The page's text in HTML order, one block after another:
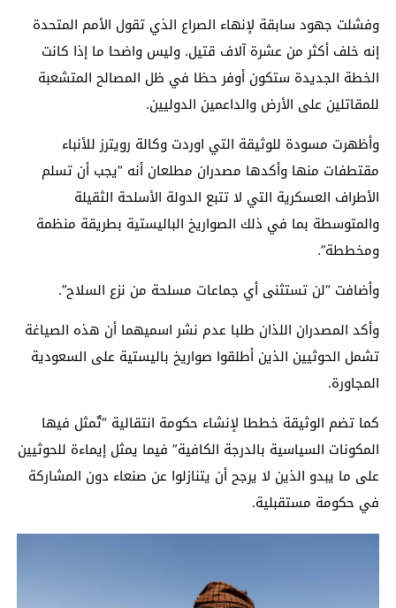
وفشلت جهود سابقة لإنهاء الصراع الذي تقول الأمم المتحدة
إنه خلف أكثر من عشرة آلاف قتيل. وليس واضحا ما إذا كانت
الخطة الجديدة ستكون أوفر حظا في ظل المصالح المتشعبة
للمقاتلين على الأرض والداعمين الدوليين.
وأظهرت مسودة للوثيقة التي اوردت وكالة رويترز للأنباء
مقتطفات منها وأكدها مصدران مطلعان أنه “يجب أن تسلم
الأطراف العسكرية التي لا تتبع الدولة الأسلحة الثقيلة
والمتوسطة بما في ذلك الصواريخ الباليستية بطريقة منظمة
ومخططة”.
وأضافت “لن تستثنى أي جماعات مسلحة من نزع السلاح”.
وأكد المصدران اللذان طلبا عدم نشر اسميهما أن هذه الصياغة
تشمل الحوثيين الذين أطلقوا صواريخ باليستية على السعودية
المجاورة.
كما تضم الوثيقة خططا لإنشاء حكومة انتقالية “تٌمثل فيها
المكونات السياسية بالدرجة الكافية” فيما يمثل إيماءة للحوثيين
على ما يبدو الذين لا يرجح أن يتنازلوا عن صنعاء دون المشاركة
في حكومة مستقبلية.